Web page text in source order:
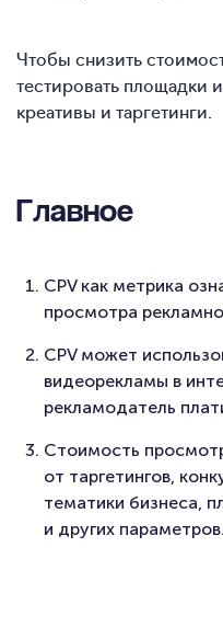
Чтобы снизить
тестировать площадки
креативы и таргетинги.
Главное
CPV как метрика
просмотра
CPV может
видеорекламы в
рекламодатель
Стоимость
от таргетингов,
тематики бизнеса,
и других параметров.